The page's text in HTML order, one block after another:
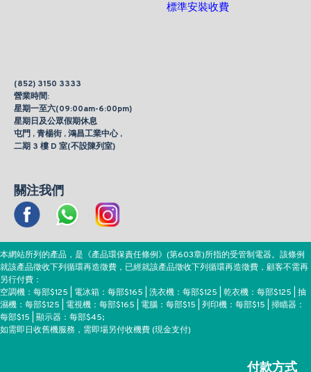
標準安裝收費
(852) 3150 3333
營業時間:
星期一至六(09:00am-6:00pm)
星期日及公眾假期休息
屯門 , 青楊街 , 鴻昌工業中心 ,
二期 3 樓 D 室(不設陳列室)
關注我們
本網站所列的產品，是《產品環保責任條例》(第603章)所指的受管制電器。該條例
就該產品徵收下列循環再造徵費，已經就該產品徵收下列循環再造徵費，顧客不需再
另行付費：
空調機：每部$125 | 電冰箱：每部$165 | 洗衣機：每部$125 | 乾衣機：每部$125 | 抽
濕機：每部$125 | 電視機：每部$165 | 電腦：每部$15 | 列印機：每部$15 | 掃瞄器：
每部$15 | 顯示器：每部$45;
如需即日收舊機服務，需即場另付收機費 (現金支付)
付款方式